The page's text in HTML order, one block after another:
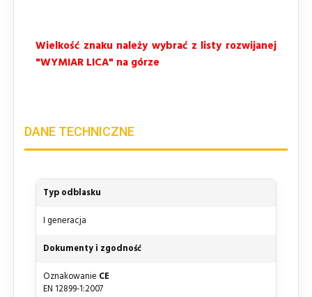
Wielkość znaku należy wybrać z listy rozwijanej
"WYMIAR LICA" na górze
DANE TECHNICZNE
Typ odblasku
I generacja
Dokumenty i zgodność
Oznakowanie CE
EN 12899-1:2007